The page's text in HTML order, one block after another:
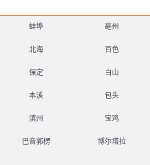
蚌埠 亳州
北海 百色
保定 白山
本溪 包头
滨州 宝鸡
巴音郭楞 博尔塔拉